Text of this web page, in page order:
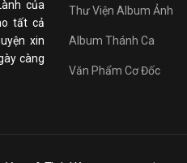
của
tất cả
xin
càng
Thư Viện Album Ảnh
Album Thánh Ca
Văn Phẩm Cơ Đốc